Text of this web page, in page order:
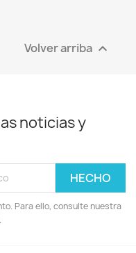
Volver arriba 
noticias y
Para ello, consulte nuestra